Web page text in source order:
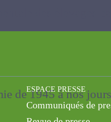
de 1945 à nos jours
ESPACE PRESSE
Communiqués de